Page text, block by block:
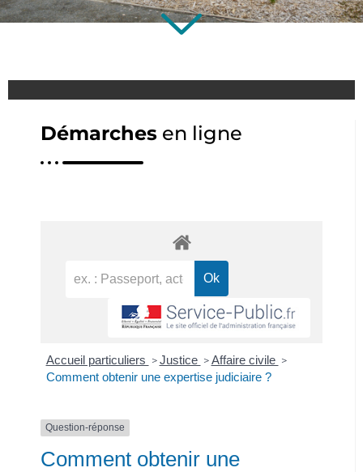
Démarches en ligne
Accueil particuliers > Justice > Affaire civile >
Comment obtenir une expertise judiciaire ?
Question-réponse
Comment obtenir une